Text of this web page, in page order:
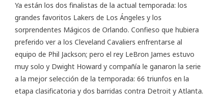
Ya están los dos finalistas de la actual temporada: los
grandes favoritos Lakers de Los Ángeles y los
sorprendentes Mágicos de Orlando. Confieso que hubiera
preferido ver a los Cleveland Cavaliers enfrentarse al
equipo de Phil Jackson; pero el rey LeBron James estuvo
muy solo y Dwight Howard y compañía le ganaron la serie
a la mejor selección de la temporada: 66 triunfos en la
etapa clasificatoria y dos barridas contra Detroit y Atlanta.